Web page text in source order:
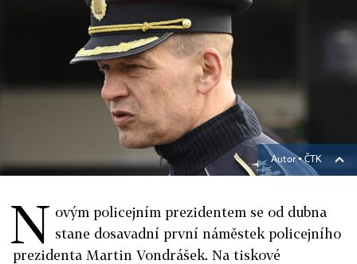
Autor ▪ČTK
N ovým policejním prezidentem se od dubna
stane dosavadní první náměstek policejního
prezidenta Martin Vondrášek. Na tiskové